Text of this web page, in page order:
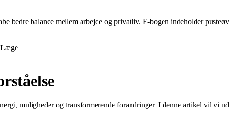
bedre balance mellem arbejde og privatliv. E-bogen indeholder
Læge
muligheder og transformerende forandringer. I denne artikel vil vi